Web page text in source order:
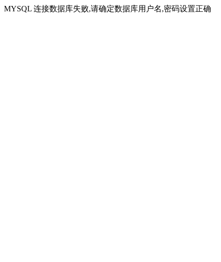
MYSQL 连接数据库失败,请确定数据库用户名,密码设置正确